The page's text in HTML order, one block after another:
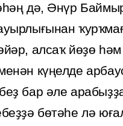
дә, Әнүр
алсаҡ йөҙө һәм
күңелде
бар әле
бөтәһе лә